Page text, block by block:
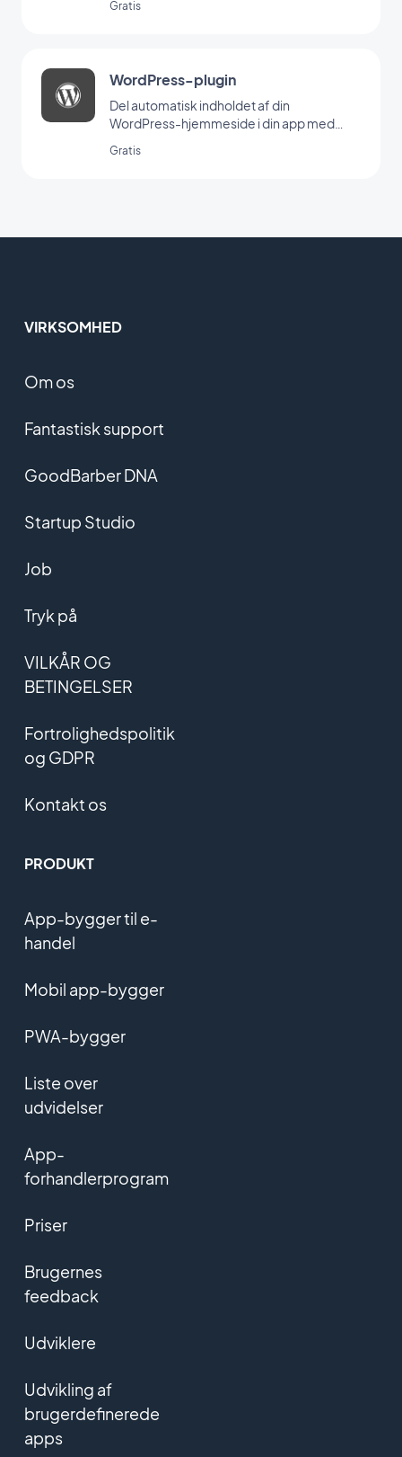
Gratis
WordPress-plugin
Del automatisk indholdet af din
WordPress-hjemmeside i din app med
Gratis
VIRKSOMHED
Om os
Fantastisk support
GoodBarber DNA
Startup Studio
Job
Tryk på
VILKÅR OG
BETINGELSER
Fortrolighedspolitik
og GDPR
Kontakt os
PRODUKT
App-bygger til e-
handel
Mobil app-bygger
PWA-bygger
Liste over
udvidelser
App-
forhandlerprogram
Priser
Brugernes
feedback
Udviklere
Udvikling af
brugerdefinerede
apps